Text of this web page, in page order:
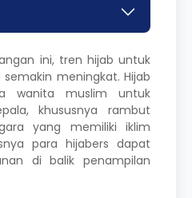
ini, tren hijab untuk
meningkat. Hijab
wanita muslim untuk
khususnya rambut
yang memiliki iklim
para hijabers dapat
di balik penampilan